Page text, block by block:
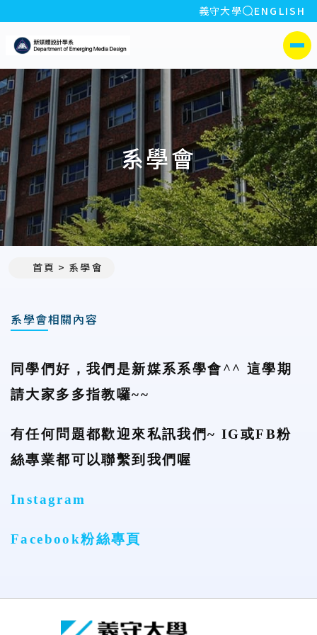
:::
義守大學 全站搜索
ENGLISH
側選單
系學會
首頁 系學會
系學會相關內容
同學們好，我們是新媒系系學會^^ 這學期
請大家多多指教囉~~
有任何問題都歡迎來私訊我們~ IG或FB粉
絲專業都可以聯繫到我們喔
Instagram
Facebook粉絲專頁